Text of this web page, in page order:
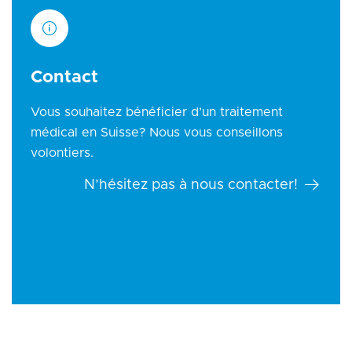
Contact
Vous souhaitez bénéficier d’un traitement
médical en Suisse? Nous vous conseillons
volontiers.
N’hésitez pas à nous contacter!